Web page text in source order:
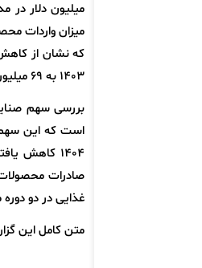
1403 به 69 میلیون دلار در مدت مشابه سال جاری رسیده که نشان‌دهنده کاهش 5/5 درصدی تراز تجاری در این بخش است.
1404
صادرات
غذایی در دو
متن کامل این